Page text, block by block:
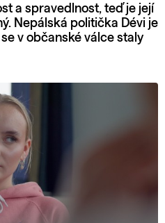
a spravedlnost, teď je její
Nepálská politička Dévi je
v občanské válce staly